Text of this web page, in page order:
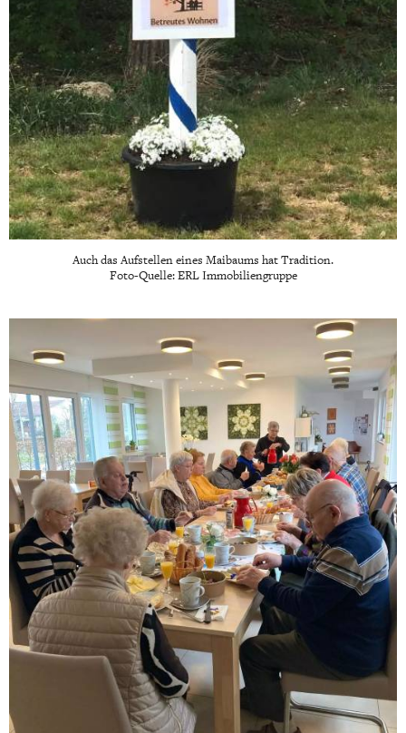
Auch das Aufstellen eines Maibaums hat Tradition.
Foto-Quelle: ERL Immobiliengruppe